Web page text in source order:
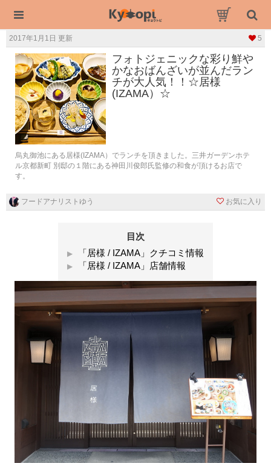
2017年1月1日 更新 5
フォトジェニックな彩り鮮や
かなおばんざいが並んだラン
チが大人気！！☆居様
(IZAMA）☆
烏丸御池にある居様(IZAMA）でランチを頂きました。三井ガーデンホテ
ル京都新町 別邸の１階にある神田川俊郎氏監修の和食が頂けるお店で
す。
フードアナリストゆう お気に入り
目次
「居様 / IZAMA」クチコミ情報
「居様 / IZAMA」店舗情報